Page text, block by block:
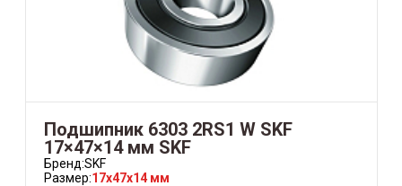
Подшипник 6303 2RS1 W SKF
17×47×14 мм SKF
Бренд:SKF
Размер:17x47x14 мм